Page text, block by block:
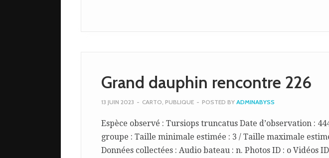
Grand dauphin rencontre 226
13 JUIN 2023 - CARTO, PUBLIQUE - POSTED BY ADMINABYSS
Espèce observé : Tursiops truncatus Date d’observation :
groupe : Taille minimale estimée : 3 / Taille maximale
Données collectées : Audio bateau : n. Photos ID : o Vidéos